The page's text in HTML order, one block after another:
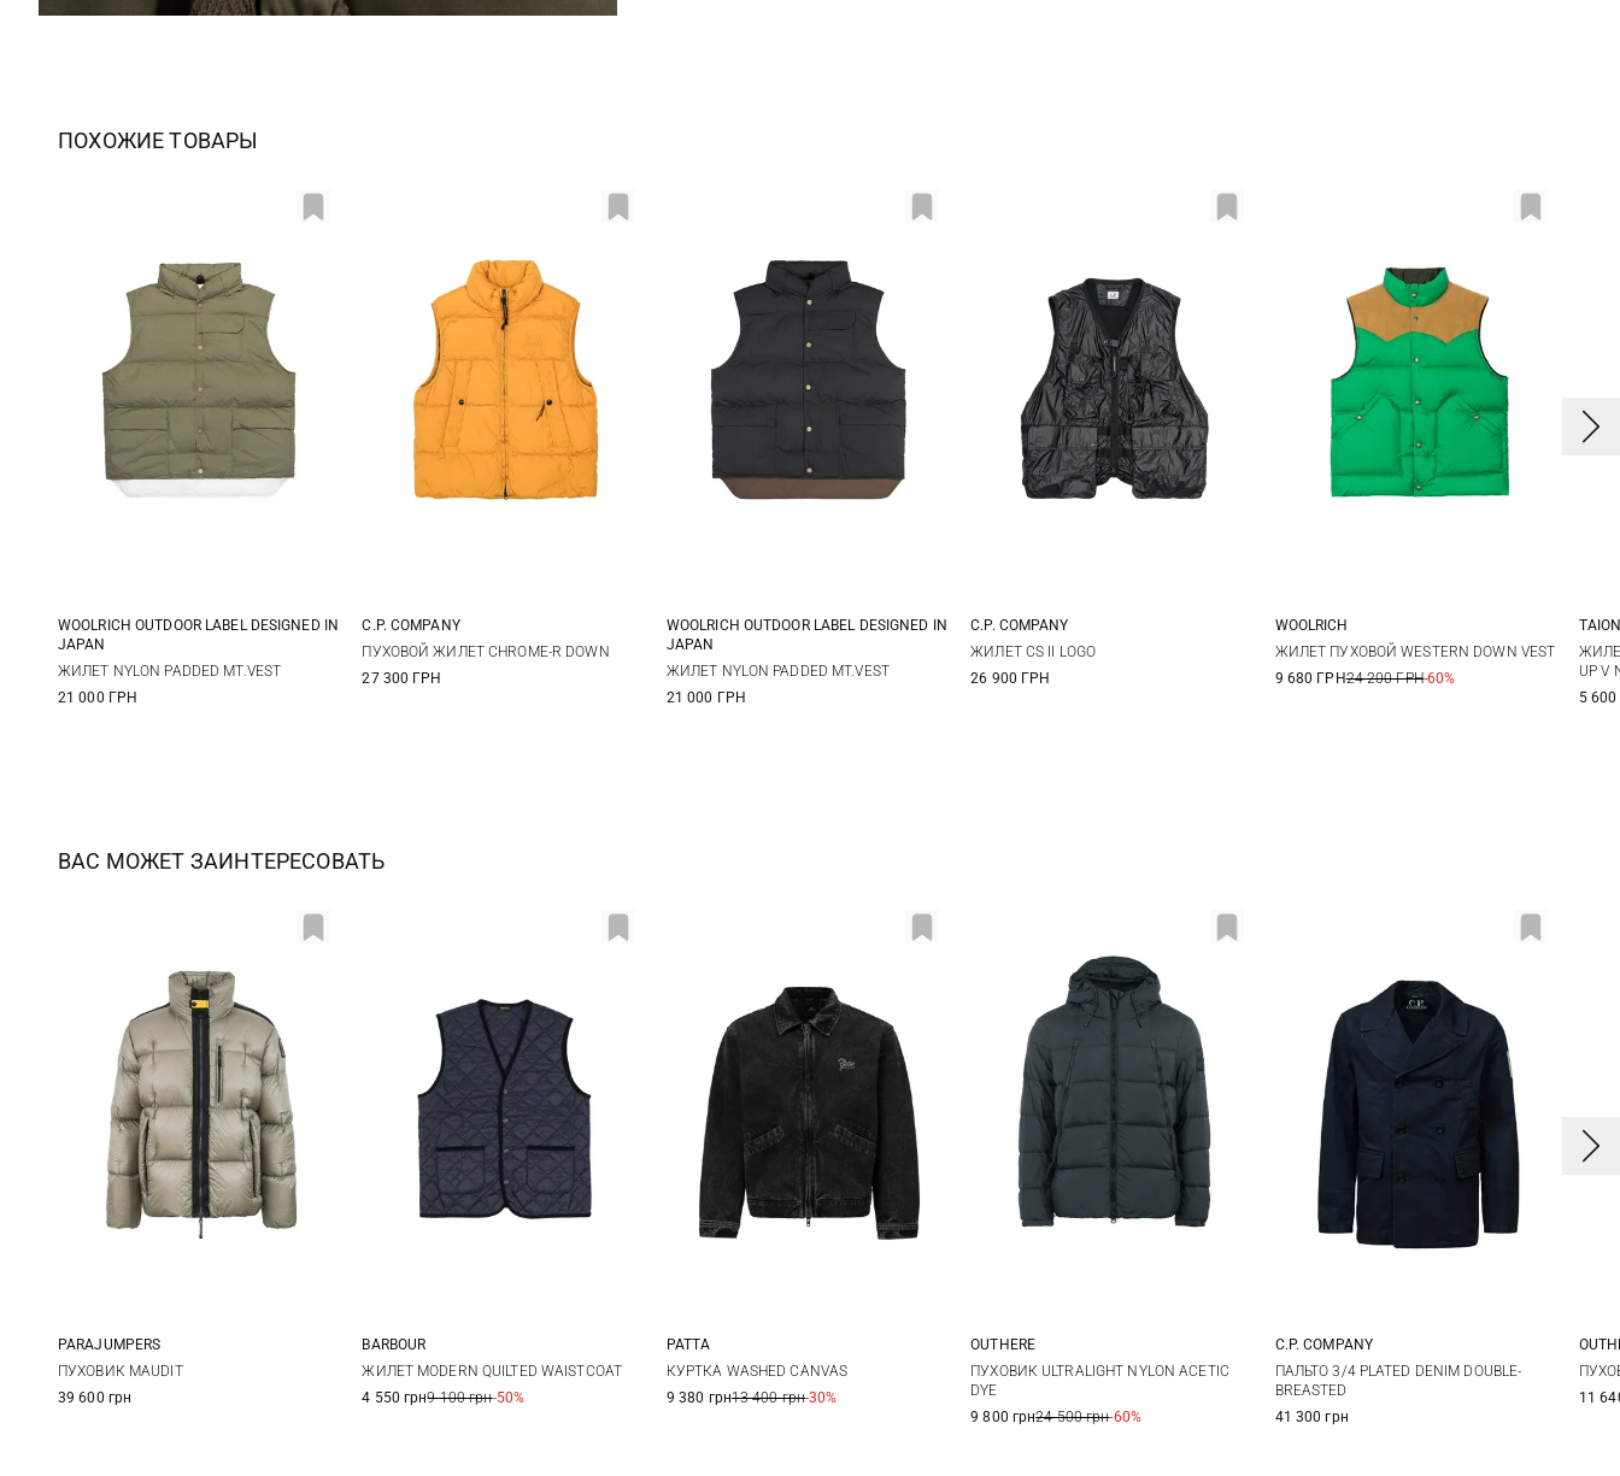
ПОХОЖИЕ ТОВАРЫ
M
WOOLRICH OUTDOOR LABEL DESIGNED IN
JAPAN
ЖИЛЕТ NYLON PADDED MT.VEST
21 000 ГРН
M L XL
C.P. COMPANY
ПУХОВОЙ ЖИЛЕТ CHROME-R DOWN
27 300 ГРН
S
WOOLRICH OUTDOOR LABEL DESIGNED IN
JAPAN
ЖИЛЕТ NYLON PADDED MT.VEST
21 000 ГРН
M L
C.P. COMPANY
ЖИЛЕТ CS II LOGO
26 900 ГРН
S M L XL
WOOLRICH
ЖИЛЕТ ПУХОВОЙ WESTERN DOWN VEST
9 680 ГРН24 200 ГРН-60%
S
UP V
5
ВАС МОЖЕТ ЗАИНТЕРЕСОВАТЬ
M L
PARAJUMPERS
ПУХОВИК MAUDIT
39 600 грн
M L XL
BARBOUR
ЖИЛЕТ MODERN QUILTED WAISTCOAT
4 550 грн9 100 грн-50%
M L XL
PATTA
КУРТКА WASHED CANVAS
9 380 грн13 400 грн-30%
M L XL XXL
OUTHERE
ПУХОВИК ULTRALIGHT NYLON ACETIC
DYE
9 800 грн24 500 грн-60%
M L XL
C.P. COMPANY
ПАЛЬТО 3/4 PLATED DENIM DOUBLE-
BREASTED
41 300 грн
M
11